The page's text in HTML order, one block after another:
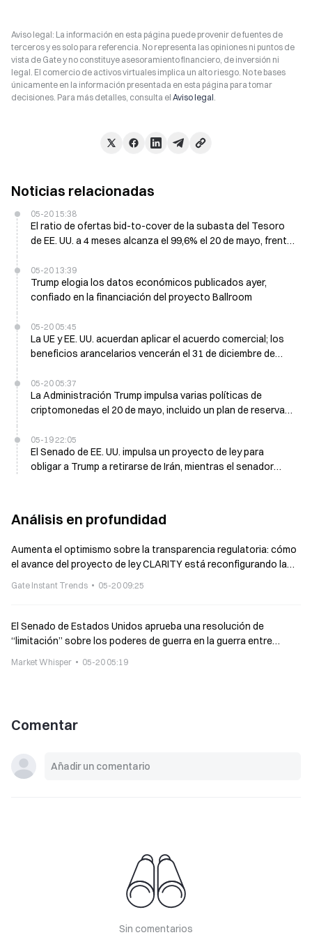
Aviso legal: La información en esta página puede provenir de fuentes de
terceros y es solo para referencia. No representa las opiniones ni puntos de
vista de Gate y no constituye asesoramiento financiero, de inversión ni
legal. El comercio de activos virtuales implica un alto riesgo. No te bases
únicamente en la información presentada en esta página para tomar
decisiones. Para más detalles, consulta el Aviso legal.
Noticias relacionadas
05-20 15:38
El ratio de ofertas bid-to-cover de la subasta del Tesoro
de EE. UU. a 4 meses alcanza el 99,6% el 20 de mayo, frente
05-20 13:39
Trump elogia los datos económicos publicados ayer,
confiado en la financiación del proyecto Ballroom
05-20 05:45
La UE y EE. UU. acuerdan aplicar el acuerdo comercial; los
beneficios arancelarios vencerán el 31 de diciembre de
05-20 05:37
La Administración Trump impulsa varias políticas de
criptomonedas el 20 de mayo, incluido un plan de reserva
05-19 22:05
El Senado de EE. UU. impulsa un proyecto de ley para
obligar a Trump a retirarse de Irán, mientras el senador
Análisis en profundidad
Aumenta el optimismo sobre la transparencia regulatoria: cómo
el avance del proyecto de ley CLARITY está reconfigurando la
Gate Instant Trends 05-20 09:25
El Senado de Estados Unidos aprueba una resolución de
“limitación” sobre los poderes de guerra en la guerra entre
Market Whisper 05-20 05:19
Comentar
Sin comentarios